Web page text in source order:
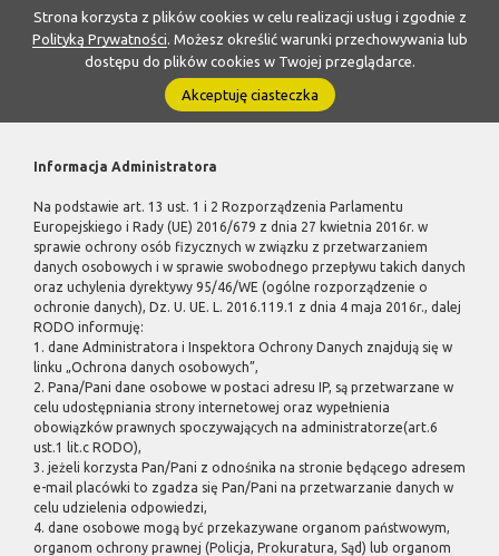
Strona korzysta z plików cookies w celu realizacji usług i zgodnie z
Polityką Prywatności. Możesz określić warunki przechowywania lub
dostępu do plików cookies w Twojej przeglądarce.
Akceptuję ciasteczka
Informacja Administratora
Na podstawie art. 13 ust. 1 i 2 Rozporządzenia Parlamentu
Europejskiego i Rady (UE) 2016/679 z dnia 27 kwietnia 2016r. w
sprawie ochrony osób fizycznych w związku z przetwarzaniem
danych osobowych i w sprawie swobodnego przepływu takich danych
oraz uchylenia dyrektywy 95/46/WE (ogólne rozporządzenie o
ochronie danych), Dz. U. UE. L. 2016.119.1 z dnia 4 maja 2016r., dalej
RODO informuję:
1. dane Administratora i Inspektora Ochrony Danych znajdują się w
linku „Ochrona danych osobowych”,
2. Pana/Pani dane osobowe w postaci adresu IP, są przetwarzane w
celu udostępniania strony internetowej oraz wypełnienia
obowiązków prawnych spoczywających na administratorze(art.6
ust.1 lit.c RODO),
3. jeżeli korzysta Pan/Pani z odnośnika na stronie będącego adresem
e-mail placówki to zgadza się Pan/Pani na przetwarzanie danych w
celu udzielenia odpowiedzi,
4. dane osobowe mogą być przekazywane organom państwowym,
organom ochrony prawnej (Policja, Prokuratura, Sąd) lub organom